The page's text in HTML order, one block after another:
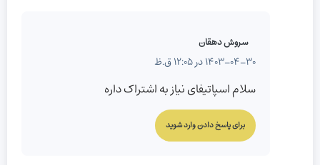
سروش دهقان
1403-04-30 در 12:05 ق.ظ
سلام اسپاتیفای نیاز به اشتراک داره
برای پاسخ دادن وارد شوید